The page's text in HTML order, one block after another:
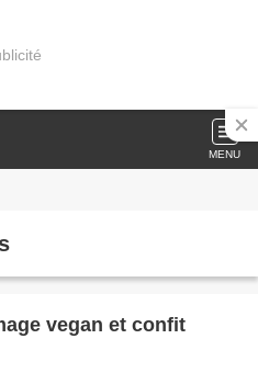
MENU
vegan et confit